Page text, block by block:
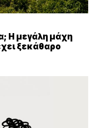
Η μεγάλη μάχη
ξεκάθαρο